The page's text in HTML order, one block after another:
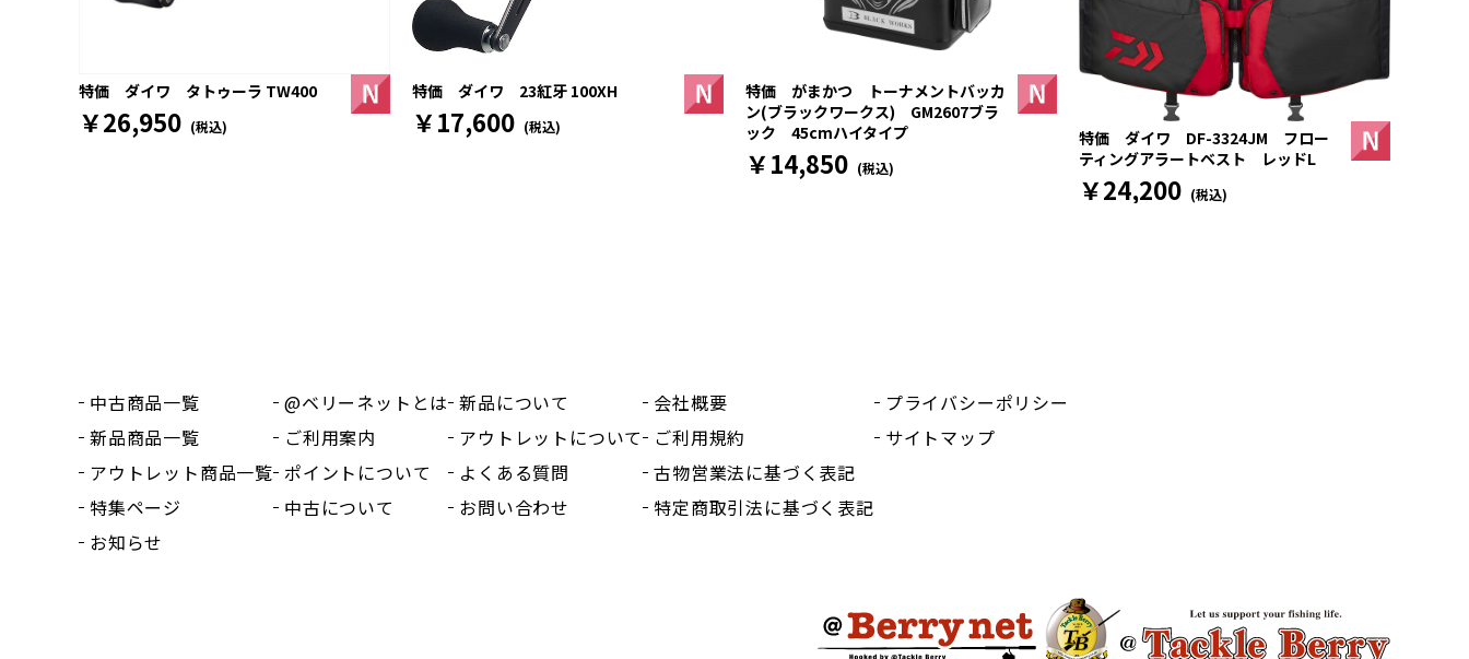
特価 ダイワ タトゥーラ TW400
￥26,950 (税込)
特価 ダイワ 23紅牙 100XH
￥17,600 (税込)
特価 がまかつ トーナメントバッカ
ン(ブラックワークス) GM2607ブラ
ック 45cmハイタイプ
￥14,850 (税込)
特価 ダイワ DF-3324JM フロー
ティングアラートベスト レッドL
￥24,200 (税込)
中古商品一覧
新品商品一覧
アウトレット商品一覧
特集ページ
お知らせ
@ベリーネットとは
ご利用案内
ポイントについて
中古について
新品について
アウトレットについて
よくある質問
お問い合わせ
会社概要
ご利用規約
古物営業法に基づく表記
特定商取引法に基づく表記
プライバシーポリシー
サイトマップ